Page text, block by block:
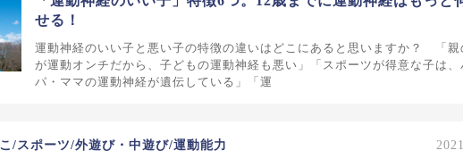
せる！
運動神経のいい子と悪い子の特徴の違いはどこにあると思いますか？ 「親
が運動オンチだから、子どもの運動神経も悪い」「スポーツが得意な子は、
パ・ママの運動神経が遺伝している」「運
/スポーツ/外遊び・中遊び/運動能力